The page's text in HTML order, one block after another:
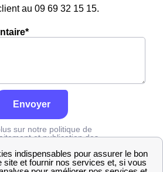
au 09 69 32 15 15.
Envoyer
sur notre politique de
et publication des